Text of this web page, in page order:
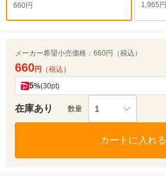
660円
1,965円
メーカー希望小売価格： 660円（税込）
660円 （税込）
5%(30pt)
在庫あり 数量 1
カートに入れる